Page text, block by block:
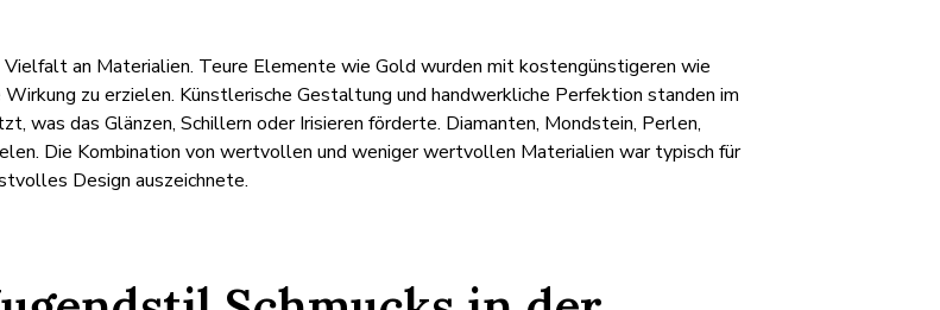
an Materialien. Teure Elemente wie Gold wurden mit kostengünstigeren wie
zu erzielen. Künstlerische Gestaltung und handwerkliche Perfektion standen im
was das Glänzen, Schillern oder Irisieren förderte. Diamanten, Mondstein, Perlen,
Die Kombination von wertvollen und weniger wertvollen Materialien war typisch für
Design auszeichnete.